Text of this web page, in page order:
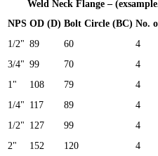
Weld Neck Flange –
NPS OD (D) Bolt Circle (BC) No.
1/2" 89 60 4
3/4" 99 70 4
1"
108 79 4
1/4" 117 89 4
1/2" 127 99 4
2"
152 120 4